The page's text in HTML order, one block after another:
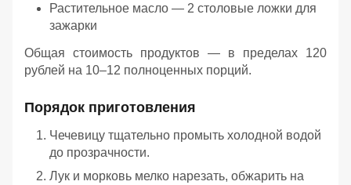
Растительное масло — 2 столовые ложки для
зажарки
Общая стоимость продуктов — в пределах 120
рублей на 10–12 полноценных порций.
Порядок приготовления
Чечевицу тщательно промыть холодной водой
до прозрачности.
Лук и морковь мелко нарезать, обжарить на